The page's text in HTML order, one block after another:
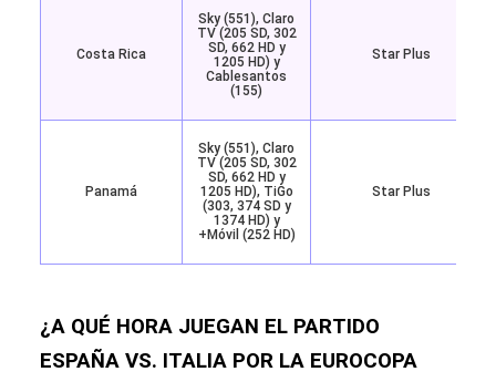
Costa Rica
Sky (551), Claro
TV (205 SD, 302
SD, 662 HD y
1205 HD) y
Cablesantos
(155)
Star Plus
Panamá
Sky (551), Claro
TV (205 SD, 302
SD, 662 HD y
1205 HD), TiGo
(303, 374 SD y
1374 HD) y
+Móvil (252 HD)
Star Plus
¿A QUÉ HORA JUEGAN EL PARTIDO
ESPAÑA VS. ITALIA POR LA EUROCOPA